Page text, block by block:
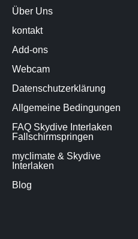
Über Uns
kontakt
Add-ons
Webcam
Datenschutzerklärung
Allgemeine Bedingungen
FAQ Skydive Interlaken
Fallschirmspringen
myclimate & Skydive
Interlaken
Blog